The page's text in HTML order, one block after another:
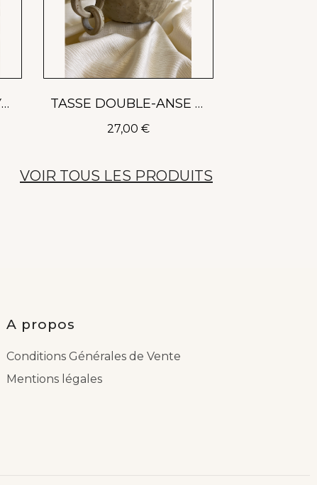
TASSE ESPRESSO - AYEN Aperçu rapide TASSE DOUBLE-ANSE - LILY
27,00 €
VOIR TOUS LES PRODUITS
A propos
Conditions Générales de Vente
Mentions légales